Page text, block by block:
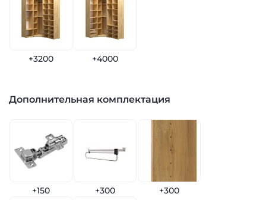
+3200 +4000
Дополнительная комплектация
+150 +300 +300